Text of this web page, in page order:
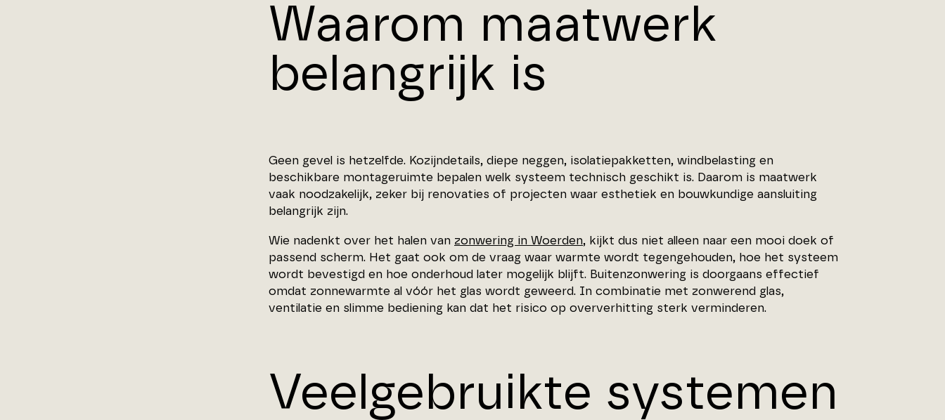
Waarom maatwerk
belangrijk is
Geen gevel is hetzelfde. Kozijndetails, diepe neggen, isolatiepakketten, windbelasting en
beschikbare montageruimte bepalen welk systeem technisch geschikt is. Daarom is maatwerk
vaak noodzakelijk, zeker bij renovaties of projecten waar esthetiek en bouwkundige aansluiting
belangrijk zijn.
Wie nadenkt over het halen van zonwering in Woerden, kijkt dus niet alleen naar een mooi doek of
passend scherm. Het gaat ook om de vraag waar warmte wordt tegengehouden, hoe het systeem
wordt bevestigd en hoe onderhoud later mogelijk blijft. Buitenzonwering is doorgaans effectief
omdat zonnewarmte al vóór het glas wordt geweerd. In combinatie met zonwerend glas,
ventilatie en slimme bediening kan dat het risico op oververhitting sterk verminderen.
Veelgebruikte systemen